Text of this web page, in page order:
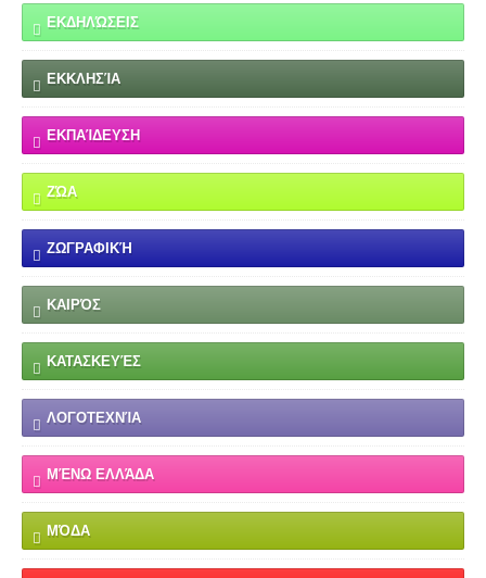
ΕΚΔΗΛΏΣΕΙΣ
ΕΚΚΛΗΣΊΑ
ΕΚΠΑΊΔΕΥΣΗ
ΖΏΑ
ΖΩΓΡΑΦΙΚΉ
ΚΑΙΡΌΣ
ΚΑΤΑΣΚΕΥΈΣ
ΛΟΓΟΤΕΧΝΊΑ
ΜΈΝΩ ΕΛΛΆΔΑ
ΜΌΔΑ